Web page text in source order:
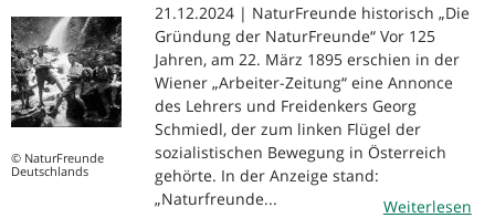
© NaturFreunde
Deutschlands
21.12.2024 | NaturFreunde historisch „Die
Gründung der NaturFreunde“ Vor 125
Jahren, am 22. März 1895 erschien in der
Wiener „Arbeiter-Zeitung“ eine Annonce
des Lehrers und Freidenkers Georg
Schmiedl, der zum linken Flügel der
sozialistischen Bewegung in Österreich
gehörte. In der Anzeige stand:
„Naturfreunde...
Weiterlesen